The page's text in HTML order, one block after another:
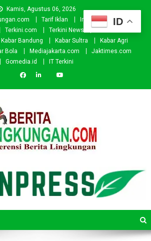
Kamis, Agustus 06, 2026
Tarif Iklan Investor
Donasi
Terkini.com Terkini News
Kabar.id
Kabar Bandung Kabar Sultra
Kabar Agri
Bola Mediajakarta.com
Jaktimes.com
Gomedia.id
IT Terkini
ID